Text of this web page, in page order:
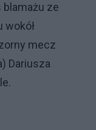
ze
wokół
mecz
Dariusza